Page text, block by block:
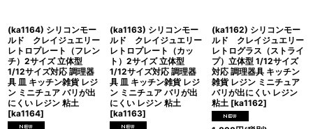
(ka1164) シリコンモー
ルド クレイジュエリー
レトロプレート（フレン
チ）2サイズ 立体型
1/12サイズ対応 調理器
具 皿 キッチン雑貨 レジ
ン ミニチュア バリが出
にくい レジン 粘土
[ka1164]
(ka1163) シリコンモー
ルド クレイジュエリー
レトロプレート（カッ
ト）2サイズ 立体型
1/12サイズ対応 調理器
具 皿 キッチン雑貨 レジ
ン ミニチュア バリが出
にくい レジン 粘土
[ka1163]
(ka1162) シリコンモー
ルド クレイジュエリー
レトログラス（ストライ
プ）立体型 1/12サイズ
対応 調理器具 キッチン
雑貨 レジン ミニチュア
バリが出にくい レジン
粘土 [ka1162]